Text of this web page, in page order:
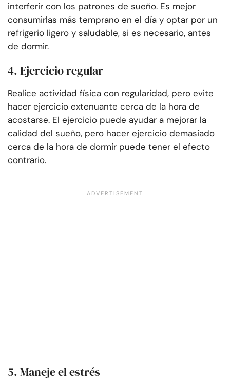
interferir con los patrones de sueño. Es mejor
consumirlas más temprano en el día y optar por un
refrigerio ligero y saludable, si es necesario, antes
de dormir.
4. Ejercicio regular
Realice actividad física con regularidad, pero evite
hacer ejercicio extenuante cerca de la hora de
acostarse. El ejercicio puede ayudar a mejorar la
calidad del sueño, pero hacer ejercicio demasiado
cerca de la hora de dormir puede tener el efecto
contrario.
5. Maneje el estrés